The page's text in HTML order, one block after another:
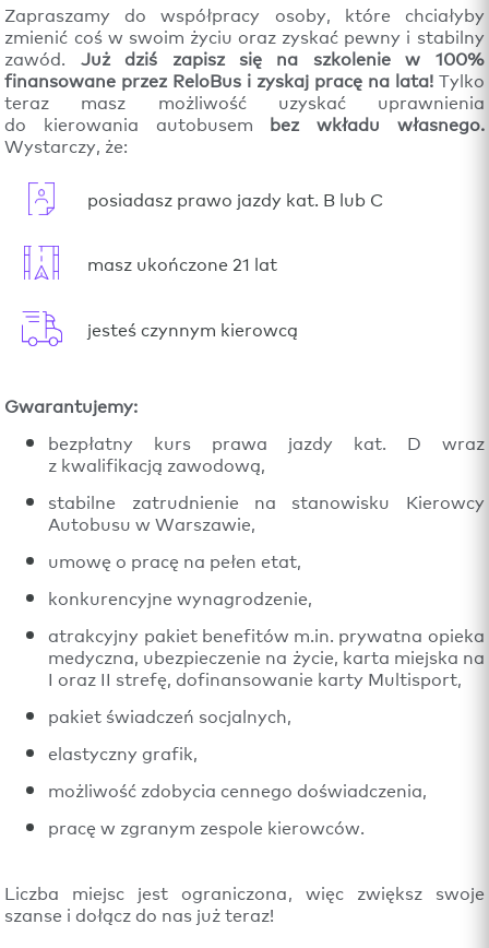
Zapraszamy do współpracy osoby, które chciałyby
zmienić coś w swoim życiu oraz zyskać pewny i stabilny
zawód. Już dziś zapisz się na szkolenie w 100%
finansowane przez ReloBus i zyskaj pracę na lata!Tylko
teraz masz możliwość uzyskać uprawnienia
do kierowania autobusem bez wkładu własnego.
Wystarczy, że:
posiadasz prawo jazdy kat. B lub C
masz ukończone 21 lat
jesteś czynnym kierowcą
Gwarantujemy:
bezpłatny kurs prawa jazdy kat. D wraz
z kwalifikacją zawodową,
stabilne zatrudnienie na stanowisku Kierowcy
Autobusu w Warszawie,
umowę o pracę na pełen etat,
konkurencyjne wynagrodzenie,
atrakcyjny pakiet benefitów m.in. prywatna opieka
medyczna, ubezpieczenie na życie, karta miejska na
I oraz II strefę, dofinansowanie karty Multisport,
pakiet świadczeń socjalnych,
elastyczny grafik,
możliwość zdobycia cennego doświadczenia,
pracę w zgranym zespole kierowców.
Liczba miejsc jest ograniczona, więc zwiększ swoje
szanse i dołącz do nas już teraz!